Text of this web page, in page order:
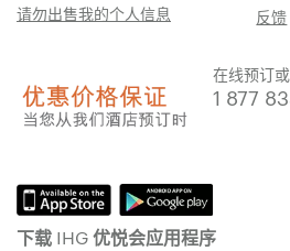
请勿出售我的个人信息
反馈
在线预订
1 877
下载 IHG 优悦会应用程序